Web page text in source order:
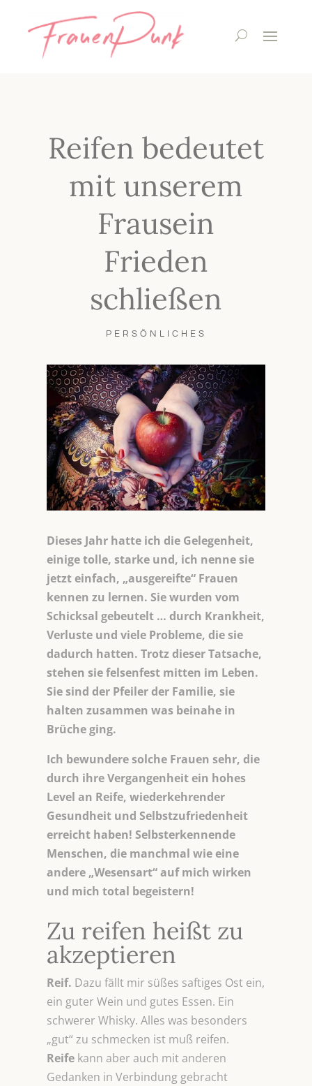
Reifen bedeutet
mit unserem
Frausein
Frieden
schließen
PERSÖNLICHES
Dieses Jahr hatte ich die Gelegenheit,
einige tolle, starke und, ich nenne sie
jetzt einfach, „ausgereifte“ Frauen
kennen zu lernen. Sie wurden vom
Schicksal gebeutelt … durch Krankheit,
Verluste und viele Probleme, die sie
dadurch hatten. Trotz dieser Tatsache,
stehen sie felsenfest mitten im Leben.
Sie sind der Pfeiler der Familie, sie
halten zusammen was beinahe in
Brüche ging.
Ich bewundere solche Frauen sehr, die
durch ihre Vergangenheit ein hohes
Level an Reife, wiederkehrender
Gesundheit und Selbstzufriedenheit
erreicht haben! Selbsterkennende
Menschen, die manchmal wie eine
andere „Wesensart“ auf mich wirken
und mich total begeistern!
Zu reifen heißt zu
akzeptieren
Reif. Dazu fällt mir süßes saftiges Ost ein,
ein guter Wein und gutes Essen. Ein
schwerer Whisky. Alles was besonders
„gut“ zu schmecken ist muß reifen.
Reife kann aber auch mit anderen
Gedanken in Verbindung gebracht